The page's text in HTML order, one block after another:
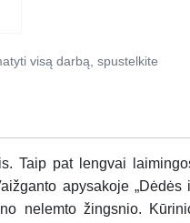
visą darbą, spustelkite
Taip pat lengvai
apysakoje „Dėdės
nelemto žingsnio.